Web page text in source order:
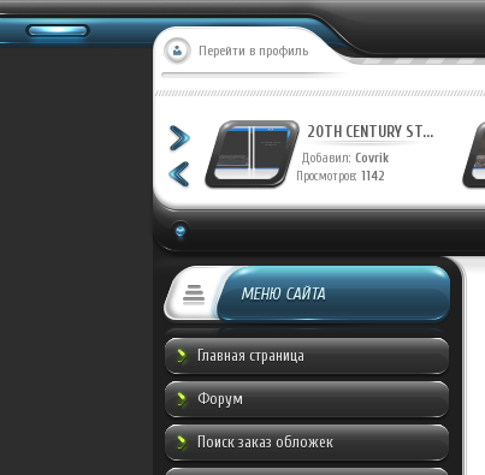
Перейти в профиль
20TH CENTURY ST... 20TH CENTURY ST...
Добавил: Covrik
Просмотров: 1142
МЕНЮ САЙТА
Главная страница
Форум
Поиск заказ обложек